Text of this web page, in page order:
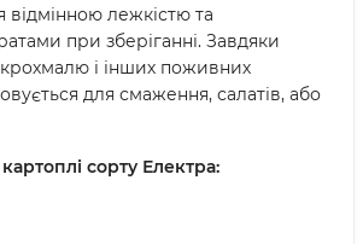
відмінною лежкістю та
при зберіганні. Завдяки
і інших поживних
для смаження, салатів, або
сорту Електра: